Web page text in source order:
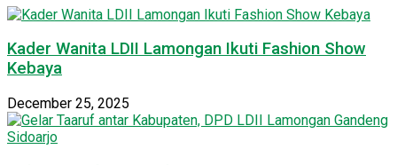
Kader Wanita LDII Lamongan Ikuti Fashion Show
Kebaya
December 25, 2025